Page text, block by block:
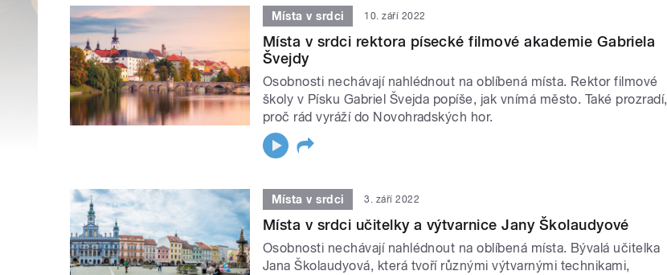
Místa v srdci 10. září 2022
Místa v srdci rektora písecké filmové akademie Gabriela
Švejdy
Osobnosti nechávají nahlédnout na oblíbená místa. Rektor filmové
školy v Písku Gabriel Švejda popíše, jak vnímá město. Také prozradí,
proč rád vyráží do Novohradských hor.
Místa v srdci 3. září 2022
Místa v srdci učitelky a výtvarnice Jany Školaudyové
Osobnosti nechávají nahlédnout na oblíbená místa. Bývalá učitelka
Jana Školaudyová, která tvoří různými výtvarnými technikami,